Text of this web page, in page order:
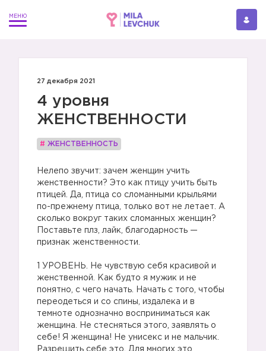
27 декабря 2021
4 уровня
ЖЕНСТВЕННОСТИ
# ЖЕНСТВЕННОСТЬ
Нелепо звучит: зачем женщин учить
женственности? Это как птицу учить быть
птицей. Да, птица со сломанными крыльями
по-прежнему птица, только вот не летает. А
сколько вокруг таких сломанных женщин?
Поставьте плз, лайк, благодарность —
признак женственности.
1 УРОВЕНЬ. Не чувствую себя красивой и
женственной. Как будто я мужик и не
понятно, с чего начать. Начать с того, чтобы
переодеться и со спины, издалека и в
темноте однозначно восприниматься как
женщина. Не стесняться этого, заявлять о
себе! Я женщина! Не унисекс и не мальчик.
Разрешить себе это. Для многих это